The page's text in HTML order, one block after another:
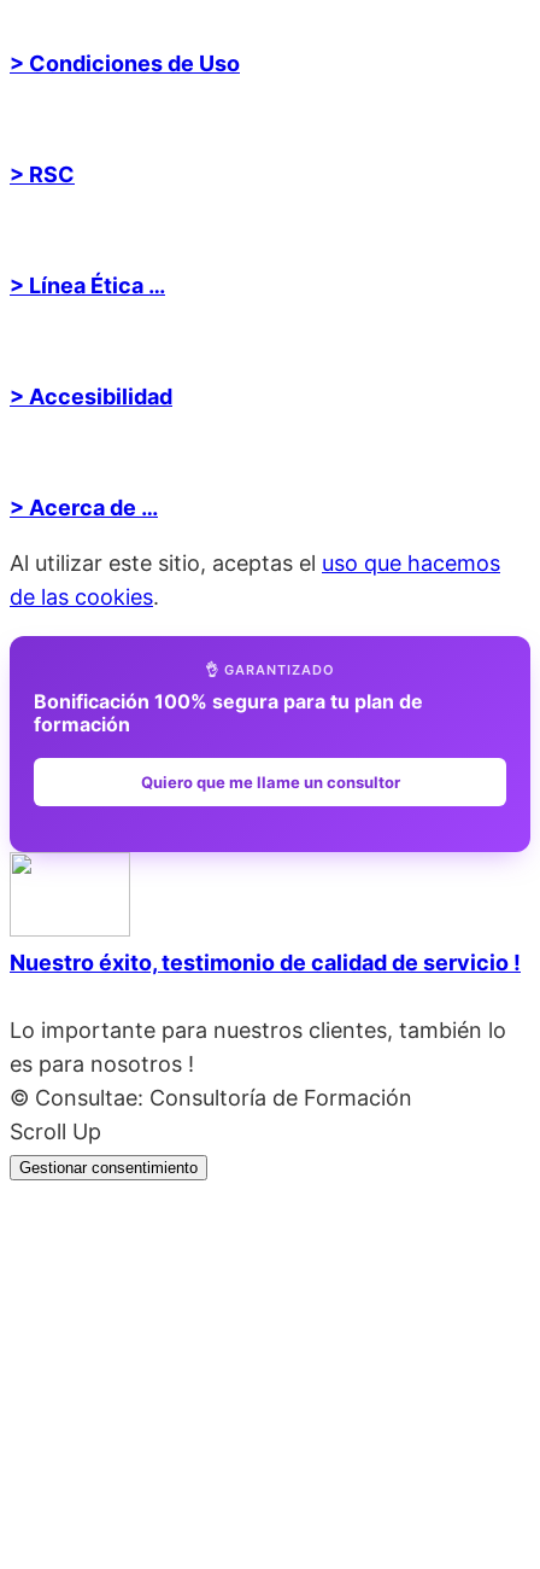
> Condiciones de Uso
> RSC
> Línea Ética …
> Accesibilidad
> Acerca de …
Al utilizar este sitio, aceptas el uso que hacemos
de las cookies.
👌 GARANTIZADO
Bonificación 100% segura para tu plan de
formación
Quiero que me llame un consultor
Nuestro éxito, testimonio de calidad de servicio !
Lo importante para nuestros clientes, también lo
es para nosotros !
© Consultae: Consultoría de Formación
Scroll Up
Gestionar consentimiento